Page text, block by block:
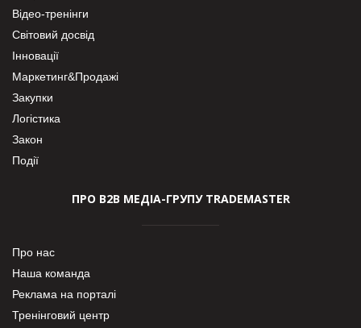
Відео-тренінги
Світовий досвід
Інновації
Маркетинг&Продажі
Закупки
Логістика
Закон
Події
ПРО В2В МЕДІА-ГРУПУ TRADEMASTER
Про нас
Наша команда
Реклама на порталі
Тренінговий центр